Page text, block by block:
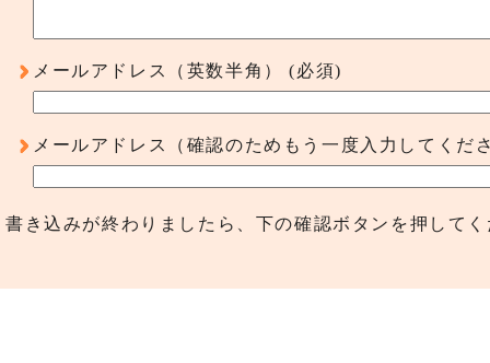
メールアドレス（英数半角） (必須)
メールアドレス（確認のためもう一度入力してくだ
書き込みが終わりましたら、下の確認ボタンを押して